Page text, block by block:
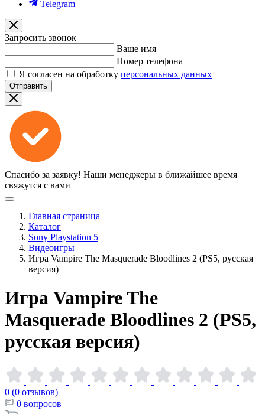
Telegram
Запросить звонок
Ваше имя
Номер телефона
Я согласен на обработку персональных данных
Отправить
Спасибо за заявку! Наши менеджеры в ближайшее время
свяжутся с вами
Главная страница
Каталог
Sony Playstation 5
Видеоигры
Игра Vampire The Masquerade Bloodlines 2 (PS5, русская
версия)
Игра Vampire The
Masquerade Bloodlines 2 (PS5,
русская версия)
0 (0 отзывов)
0 вопросов